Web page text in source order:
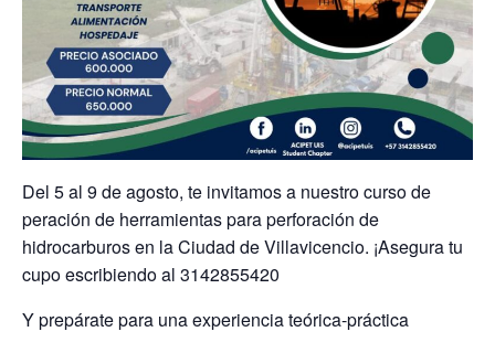
Del 5 al 9 de agosto, te invitamos a nuestro curso de
peración de herramientas para perforación de
hidrocarburos en la Ciudad de Villavicencio. ¡Asegura tu
cupo escribiendo al 3142855420
Y prepárate para una experiencia teórica-práctica